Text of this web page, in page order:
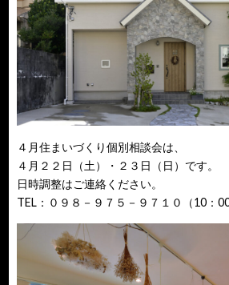
４月住まいづくり個別相談会は、
４月２２日（土）・２３日（日）です。
日時調整はご連絡ください。
TEL：０９８－９７５－９７１０（10：